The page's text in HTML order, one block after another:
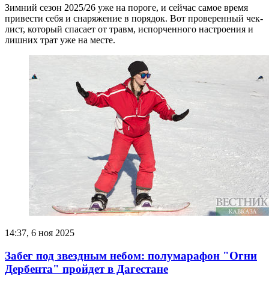
Зимний сезон 2025/26 уже на пороге, и сейчас самое время
привести себя и снаряжение в порядок. Вот проверенный чек-
лист, который спасает от травм, испорченного настроения и
лишних трат уже на месте.
14:37, 6 ноя 2025
Забег под звездным небом: полумарафон "Огни
Дербента" пройдет в Дагестане